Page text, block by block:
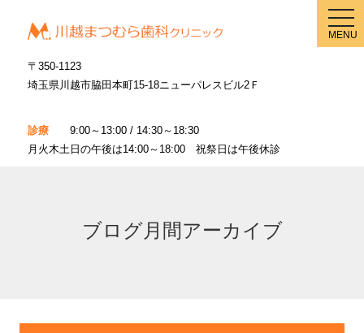
メ
ニ
ュ
ー
MENU
〒350-1123
埼玉県川越市脇田本町15-18ニューパレスビル2Ｆ
診療 9:00～13:00 / 14:30～18:30
月火木土日の午後は14:00～18:00 祝祭日は午後休診
ブログ月間アーカイブ